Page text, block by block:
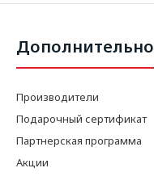
Дополнительно
Производители
Подарочный сертификат
Партнерская программа
Акции